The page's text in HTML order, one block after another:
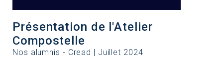
Présentation de l'Atelier
Compostelle
Nos alumnis - Cread | Juillet 2024